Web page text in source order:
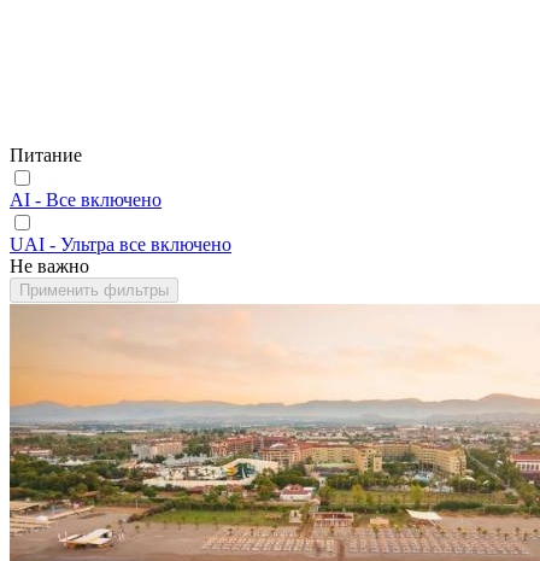
Питание
AI - Все включено
UAI - Ультра все включено
Не важно
Применить фильтры